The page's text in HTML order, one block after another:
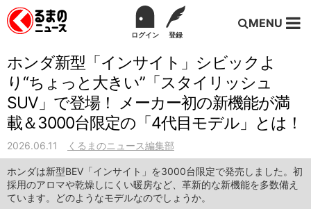
ログイン 登録
MENU
ホンダ新型「インサイト」シビックよ
り“ちょっと大きい”「スタイリッシュ
SUV」で登場！ メーカー初の新機能が満
載＆3000台限定の「4代目モデル」とは！
2026.06.11 くるまのニュース編集部
ホンダは新型BEV「インサイト」を3000台限定で発売しました。初
採用のアロマや乾燥しにくい暖房など、革新的な新機能を多数備え
ています。どのようなモデルなのでしょうか。